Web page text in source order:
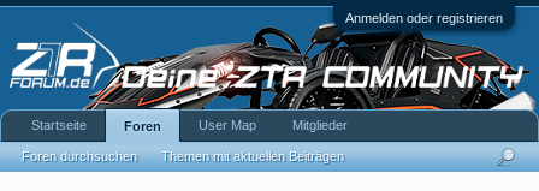
Anmelden oder registrieren
Startseite Foren
Foren durchsuchen Themen mit aktuellen Beiträgen
User Map Mitglieder